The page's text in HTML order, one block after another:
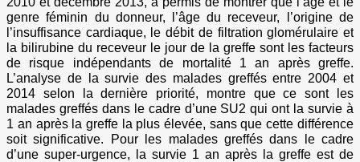
genre féminin du donneur, l’âge du receveur, l’origine de
l’insuffisance cardiaque, le débit de filtration glomérulaire et
la bilirubine du receveur le jour de la greffe sont les facteurs
de risque indépendants de mortalité 1 an après greffe.
L’analyse de la survie des malades greffés entre 2004 et
2014 selon la dernière priorité, montre que ce sont les
malades greffés dans le cadre d’une SU2 qui ont la survie à
1 an après la greffe la plus élevée, sans que cette différence
soit significative. Pour les malades greffés dans le cadre
d’une super-urgence, la survie 1 an après la greffe est de